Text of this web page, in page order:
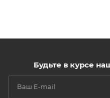
Будьте в курсе